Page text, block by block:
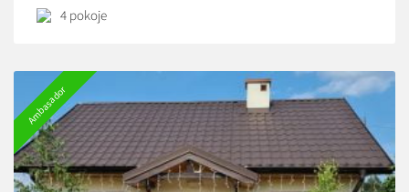
parterze znajduje się przeszklony salon z nowoczesnym
4 pokoje
Ambasador